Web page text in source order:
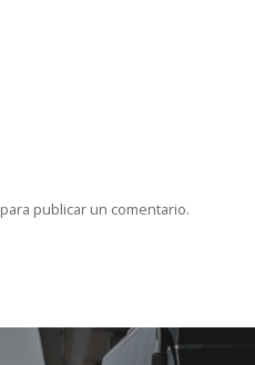
para publicar un comentario.